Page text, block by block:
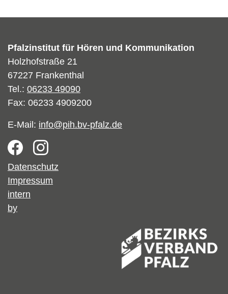
Pfalzinstitut für Hören und Kommunikation
Holzhofstraße 21
67227 Frankenthal
Tel.: 06233 49090
Fax: 06233 4909200
E-Mail: info@pih.bv-pfalz.de
Footer
Datenschutz
Impressum
intern
by